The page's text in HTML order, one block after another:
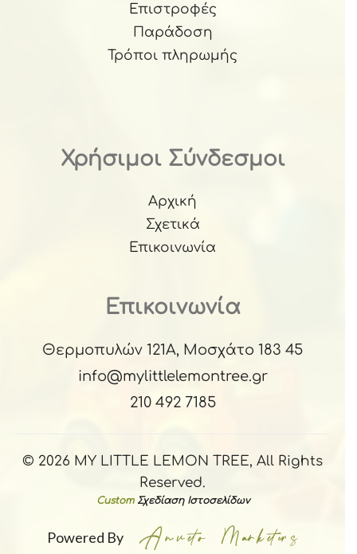
Επιστροφές
Παράδοση
Τρόποι πληρωμής
Χρήσιμοι Σύνδεσμοι
Αρχική
Σχετικά
Επικοινωνία
Επικοινωνία
Θερμοπυλών 121Α, Μοσχάτο 183 45
info@mylittlelemontree.gr
210 492 7185
© 2026 MY LITTLE LEMON TREE, All Rights
Reserved.
Custom Σχεδίαση Ιστοσελίδων
Powered By